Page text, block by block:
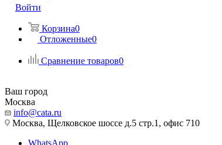
Войти
Корзина0
Отложенные0
Сравнение товаров0
Ваш город
Москва
info@cata.ru
Москва, Щелковское шоссе д.5 стр.1, офис 710
WhatsApp